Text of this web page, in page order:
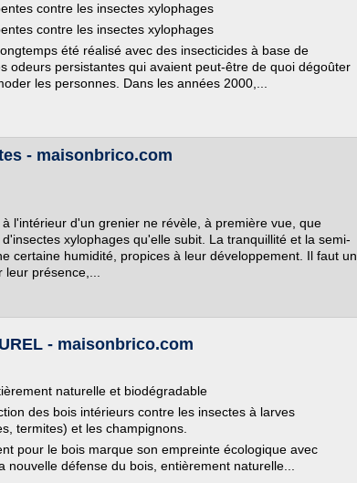
contre les insectes xylophages
contre les insectes xylophages
été réalisé avec des insecticides à base de
odeurs persistantes qui avaient peut-être de quoi dégoûter
les personnes. Dans les années 2000,...
- maisonbrico.com
l'intérieur d'un grenier ne révèle, à première vue, que
xylophages qu'elle subit. La tranquillité et la semi-
certaine humidité, propices à leur développement. Il faut un
présence,...
- maisonbrico.com
naturelle et biodégradable
des bois intérieurs contre les insectes à larves
termites) et les champignons.
pour le bois marque son empreinte écologique avec
nouvelle défense du bois, entièrement naturelle...